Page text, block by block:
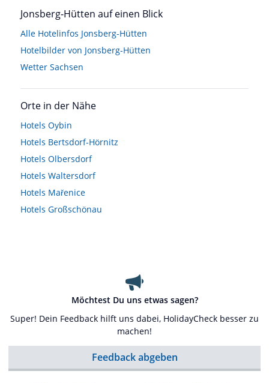
Jonsberg-Hütten auf einen Blick
Alle Hotelinfos Jonsberg-Hütten
Hotelbilder von Jonsberg-Hütten
Wetter Sachsen
Orte in der Nähe
Hotels Oybin
Hotels Bertsdorf-Hörnitz
Hotels Olbersdorf
Hotels Waltersdorf
Hotels Mařenice
Hotels Großschönau
Möchtest Du uns etwas sagen?
Super! Dein Feedback hilft uns dabei, HolidayCheck besser zu
machen!
Feedback abgeben